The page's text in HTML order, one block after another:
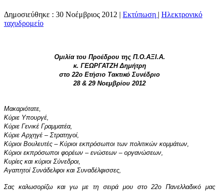
Δημοσιεύθηκε : 30 Νοέμβριος 2012 | Εκτύπωση | Ηλεκτρονικό
ταχυδρομείο
Ομιλία του Προέδρου της Π.Ο.ΑΞΙ.Α.
κ. ΓΕΩΡΓΑΤΖΗ Δημήτρη
στο 22o Ετήσιο Τακτικό Συνέδριο
28 & 29 Νοεμβρίου 2012
Μακαριότατε,
Κύριε Υπουργέ,
Κύριε Γενικέ Γραμματέα,
Κύριε Αρχηγέ – Στρατηγοί,
Κύριοι Βουλευτές – Κύριοι εκπρόσωποι των πολιτικών κομμάτων,
Κύριοι εκπρόσωποι φορέων – ενώσεων – οργανώσεων,
Κυρίες και κύριοι Σύνεδροι,
Αγαπητοί Συνάδελφοι και Συναδέλφισσες,
Σας καλωσορίζω και γω με τη σειρά μου στο 22ο Πανελλαδικό μας